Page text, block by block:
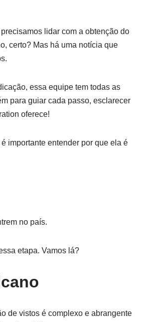
lidar com a obtenção do
certo? Mas há uma notícia que
essa equipe tem todas as
para guiar cada passo, esclarecer
oferece!
importante entender por que ela é
no país.
etapa. Vamos lá?
de vistos é complexo e abrangente